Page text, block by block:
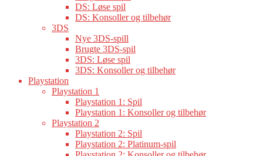
DS: Løse spil
DS: Konsoller og tilbehør
3DS
Nye 3DS-spill
Brugte 3DS-spil
3DS: Løse spil
3DS: Konsoller og tilbehør
Playstation
Playstation 1
Playstation 1: Spil
Playstation 1: Konsoller og tilbehør
Playstation 2
Playstation 2: Spil
Playstation 2: Platinum-spil